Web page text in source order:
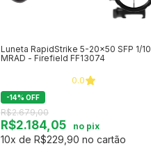
Luneta RapidStrike 5-20x50 SFP 1/10
MRAD - Firefield FF13074
0.0
-14% OFF
R$2.679,00
R$2.184,05 no pix
10x de R$229,90 no cartão